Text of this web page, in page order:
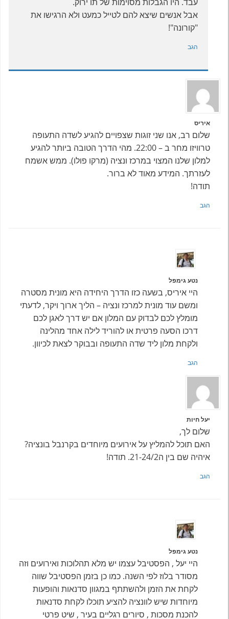
אבל אנשים שיצא להם לטייל כמעט ולא הרגישו את
"קורונה"!
הגב
איריס
שלום רב, אנו שני זוגות שצפויים להגיע לשדה התעופה
טרוויזו מחר ב – 22:00. מהי הדרך הטובה ביותר להגיע
למלון שלנו המצוי במרכז ונציה (מרקו פולו). ממש אשמח
לעזרתך. המידע מאוד לא ברור.
תודה!
הגב
נטע גימפל
היי איריס, בשעה כזו הדרך היחידה היא מונית מסטרה
ומשם עוד מונית למרכז ונציה – הליך ארוך ויקר, לדעתי
מומלץ לכם לבדוק עם המלון אם יש דרך לאגן לכם
דרכו הסעה פרטית או להוריד לילה אחד מהלינה
ולקחת מלון ליד שדה התעופה ובבוקר לצאת לכיוון.
הגב
יעל חיות
שלום לך,
האם תוכל להמליץ על אירועים מיוחדים בקרנבל בונציה?
איהיה שם בין ה21-24/2. תודה!
הגב
נטע גימפל
היי יעל , הפסטיבל עצמו יש מלא תהלוכות ואירועים וזה
מסודר בלוז לפי השנה. כמו כן בזמן הפסטיבל שווה
לקחת את הזמן ולהשתתף במגוון סדנאות והופעות
מיוחדות שיש לוונציה להציע תוכלו לקחת סדנאות
להכנת מסכות , סיורים רגליים בעיר , שיט פרטי